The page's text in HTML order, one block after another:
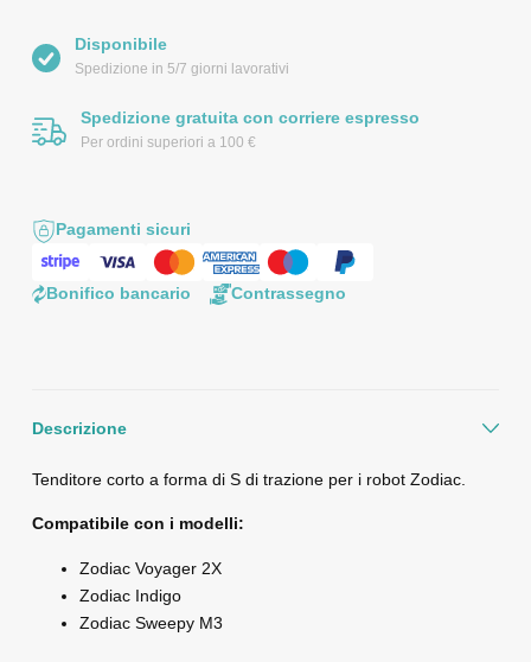
Disponibile
Spedizione in 5/7 giorni lavorativi
Spedizione gratuita con corriere espresso
Per ordini superiori a 100 €
Pagamenti sicuri
Bonifico bancario Contrassegno
Descrizione
Tenditore corto a forma di S di trazione per i robot Zodiac.
Compatibile con i modelli:
Zodiac Voyager 2X
Zodiac Indigo
Zodiac Sweepy M3